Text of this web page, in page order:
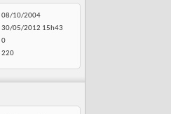
08/10/2004
30/05/2012 15h43
0
220